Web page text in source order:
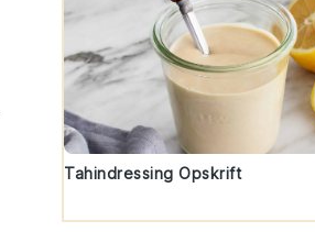
Tahindressing Opskrift